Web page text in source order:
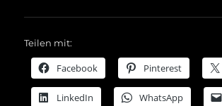
Teilen mit:
Facebook Pinterest
LinkedIn WhatsApp